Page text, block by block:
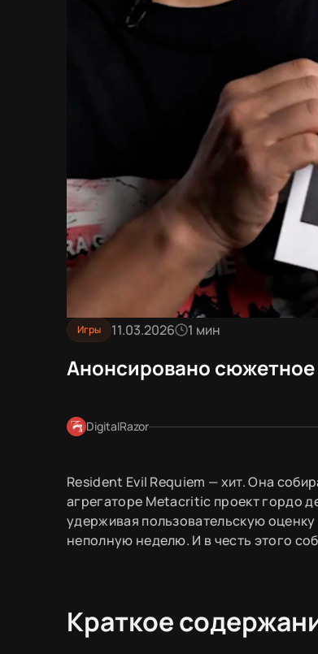
Игры 11.03.2026 1 мин
Анонсировано сюжетное
DigitalRazor
Resident Evil Requiem — хит. Она
агрегаторе Metacritic проект гордо
удерживая пользовательскую оценку
неполную неделю. И в честь этого
Краткое